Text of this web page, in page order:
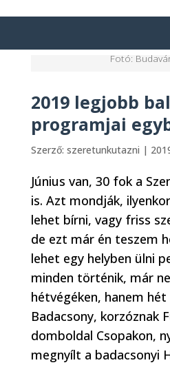
Fotó:
2019 legjobb
programjai
Szerző: szeretunkutazni |
Június van, 30 fok a
is. Azt mondják,
lehet bírni, vagy friss
de ezt már én teszem
lehet egy helyben ülni
minden történik, már
hétvégéken, hanem
Badacsony, korzóznak
domboldal Csopakon,
megnyílt a badacsonyi